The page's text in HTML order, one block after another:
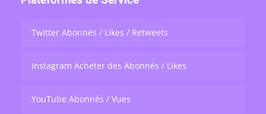
Twitter Abonnés / Likes / Retweets
Instagram Acheter des Abonnés / Likes
YouTube Abonnés / Vues